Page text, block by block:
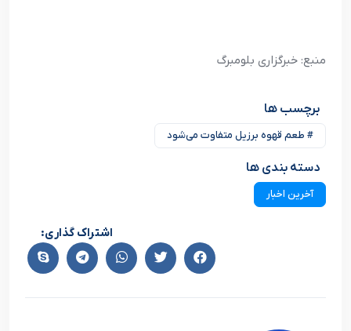
منبع: خبرگزاری بلومبرگ
برچسب ها
# طعم قهوه برزیل متفاوت می‌شود
دسته بندی ها
آخرین اخبار
اشتراک گذاری: